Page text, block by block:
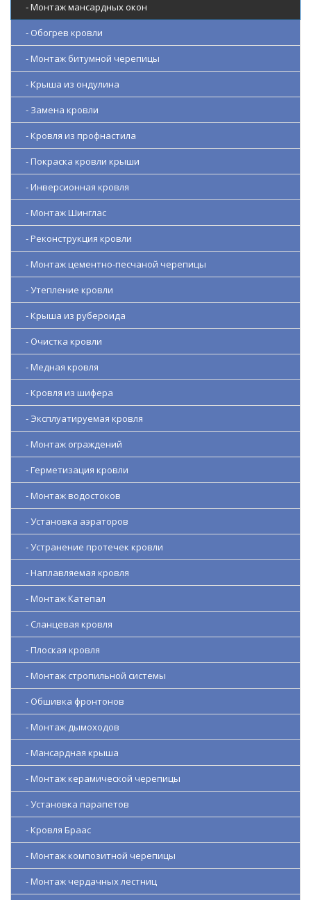
- Монтаж мансардных окон
- Обогрев кровли
- Монтаж битумной черепицы
- Крыша из ондулина
- Замена кровли
- Кровля из профнастила
- Покраска кровли крыши
- Инверсионная кровля
- Монтаж Шинглас
- Реконструкция кровли
- Монтаж цементно-песчаной черепицы
- Утепление кровли
- Крыша из рубероида
- Очистка кровли
- Медная кровля
- Кровля из шифера
- Эксплуатируемая кровля
- Монтаж ограждений
- Герметизация кровли
- Монтаж водостоков
- Установка аэраторов
- Устранение протечек кровли
- Наплавляемая кровля
- Монтаж Катепал
- Сланцевая кровля
- Плоская кровля
- Монтаж стропильной системы
- Обшивка фронтонов
- Монтаж дымоходов
- Мансардная крыша
- Монтаж керамической черепицы
- Установка парапетов
- Кровля Браас
- Монтаж композитной черепицы
- Монтаж чердачных лестниц